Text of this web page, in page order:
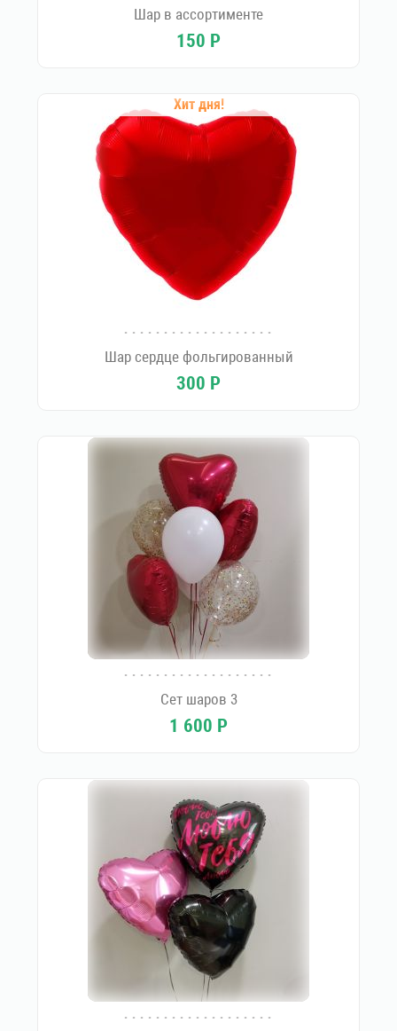
Шар в ассортименте
150 Р
Хит дня!
Шар сердце фольгированный
300 Р
Сет шаров 3
1 600 Р